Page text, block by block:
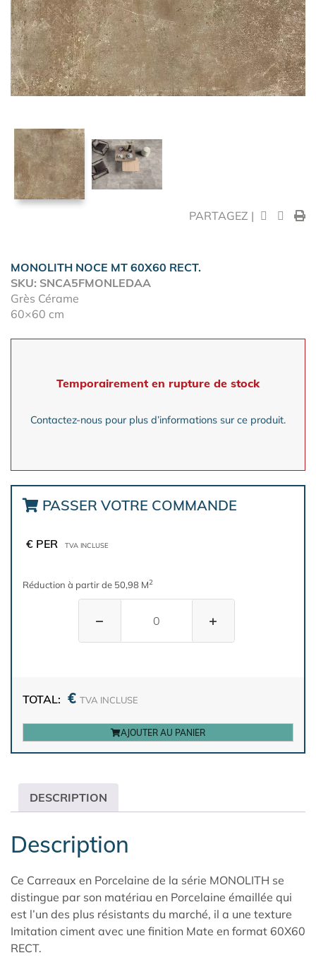
PARTAGEZ |
MONOLITH NOCE MT 60X60 RECT.
SKU: SNCA5FMONLEDAA
Grès Cérame
60×60 cm
Temporairement en rupture de stock
Contactez-nous pour plus d’informations sur ce produit.
PASSER VOTRE COMMANDE
€ PER TVA INCLUSE
Réduction à partir de 50,98 M2
− +
TOTAL: € TVA INCLUSE
AJOUTER AU PANIER
DESCRIPTION
Description
Ce Carreaux en Porcelaine de la série MONOLITH se
distingue par son matériau en Porcelaine émaillée qui
est l’un des plus résistants du marché, il a une texture
Imitation ciment avec une finition Mate en format 60X60
RECT.